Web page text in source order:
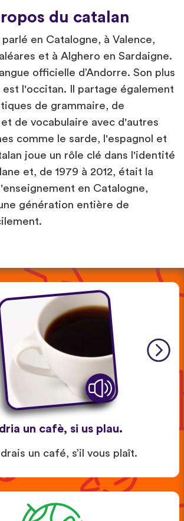
du catalan
en Catalogne, à Valence,
et à Alghero en Sardaigne.
officielle d’Andorre. Son plus
l'occitan. Il partage également
de grammaire, de
de vocabulaire avec d'autres
comme le sarde, l'espagnol et
joue un rôle clé dans l'identité
et, de 1979 à 2012, était la
en Catalogne,
génération entière de
un cafè, si us plau.
un café, s’il vous plaît.